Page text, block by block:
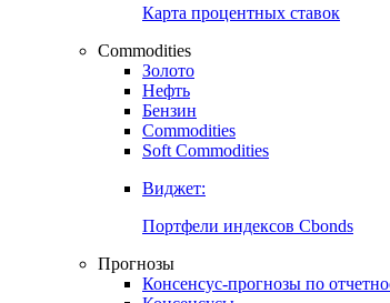
Карта процентных ставок
Commodities
Золото
Нефть
Бензин
Commodities
Soft Commodities
Виджет:
Портфели индексов Cbonds
Прогнозы
Консенсус-прогнозы по